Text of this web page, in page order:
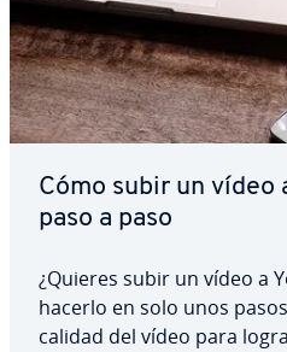
Cómo subir un vídeo
paso a paso
¿Quieres subir un vídeo a
hacerlo en solo unos
calidad del vídeo para